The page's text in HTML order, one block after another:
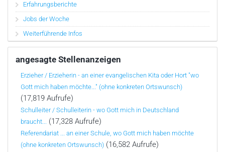
Erfahrungsberichte
Jobs der Woche
Weiterführende Infos
angesagte Stellenanzeigen
Erzieher / Erzieherin - an einer evangelischen Kita oder Hort "wo
Gott mich haben möchte..." (ohne konkreten Ortswunsch)
(17,819 Aufrufe)
Schulleiter / Schulleiterin - wo Gott mich in Deutschland
braucht... (17,328 Aufrufe)
Referendariat ... an einer Schule, wo Gott mich haben möchte
(ohne konkreten Ortswunsch) (16,582 Aufrufe)